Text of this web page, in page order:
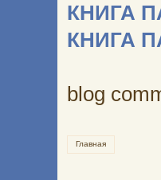
КНИГА
КНИГА
blog
Главная